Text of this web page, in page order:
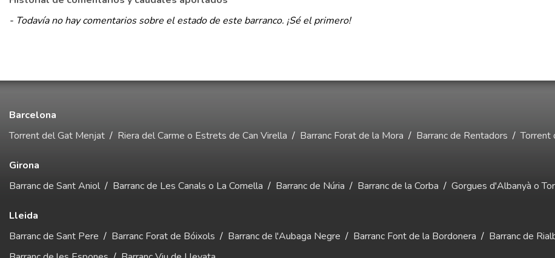
- Todavía no hay comentarios sobre el estado de este barranco. ¡Sé el primero!
Barcelona
Torrent del Gat Menjat / Riera del Carme o Estrets de Can Virella / Barranc Forat de la Mora / Barranc de Rentadors /Torrent
Girona
Barranc de Sant Aniol/ Barranc de Les Canals o La Comella / Barranc de Núria / Barranc de la Corba / Gorgues d'Albanyà o
Lleida
Barranc de Sant Pere / Barranc Forat de Bóixols / Barranc de l'Aubaga Negre / Barranc Font de la Bordonera / Barranc de